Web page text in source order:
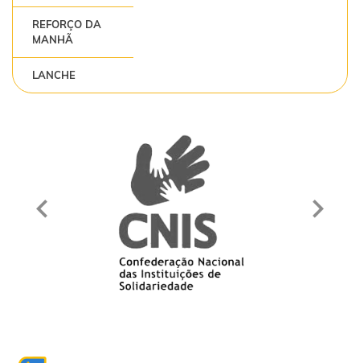
REFORÇO DA
MANHÃ
LANCHE